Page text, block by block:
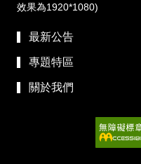
效果為1920*1080)
最新公告
專題特區
關於我們